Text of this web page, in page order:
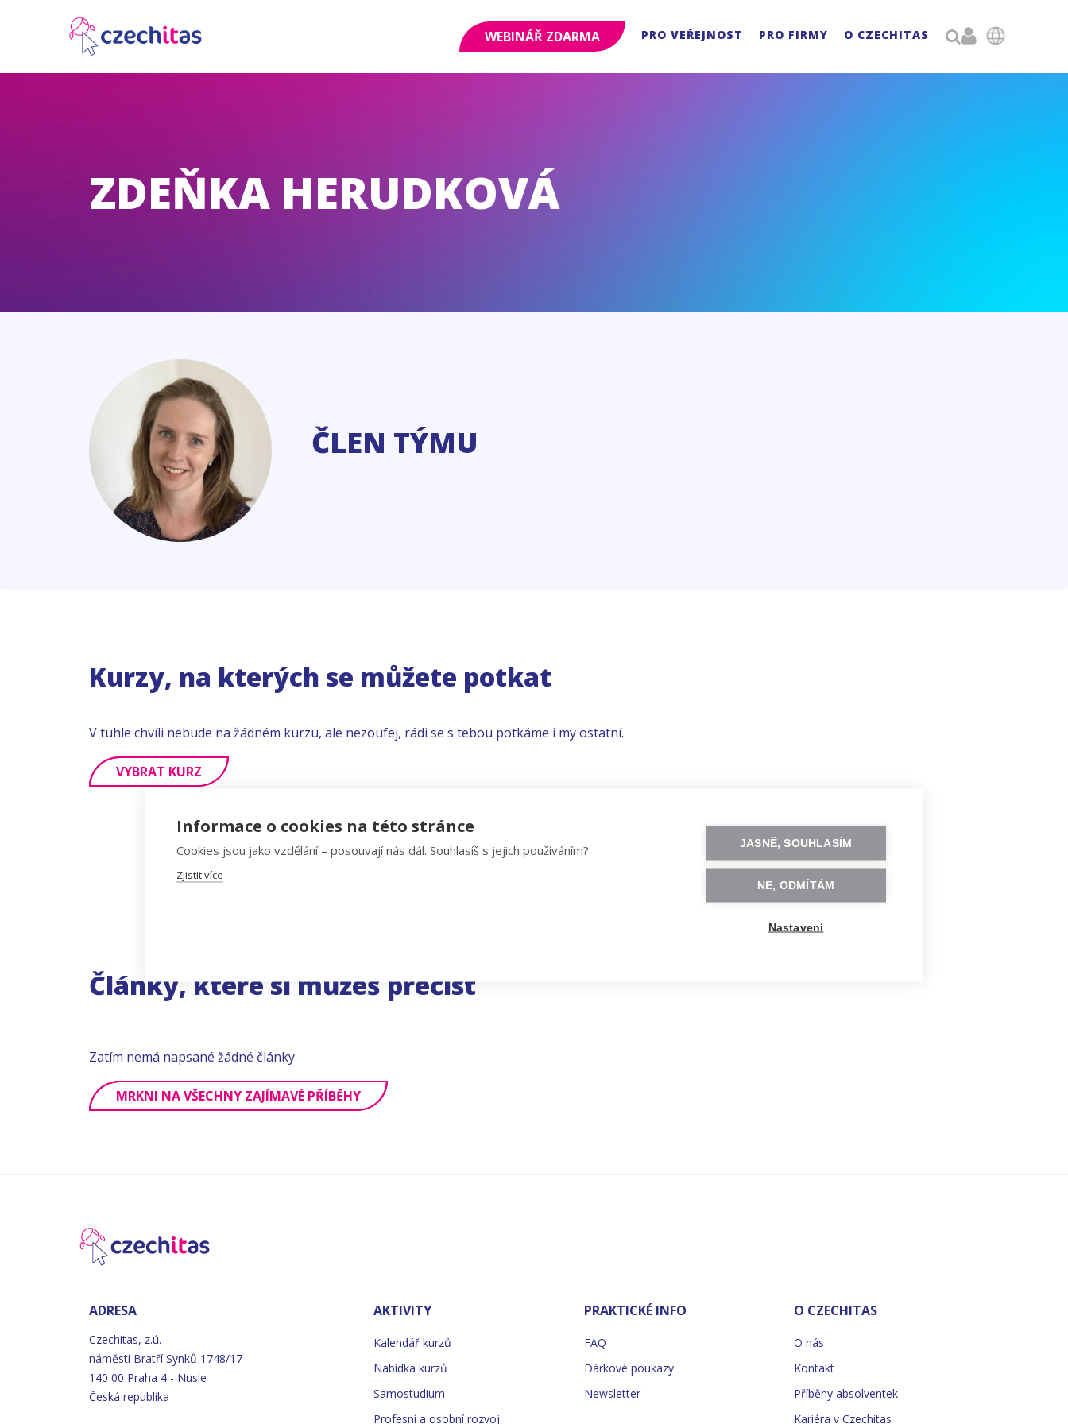
WEBINÁŘ ZDARMA PRO VEŘEJNOST PRO FIRMY O CZECHITAS 
ZDEŇKA HERUDKOVÁ
ČLEN TÝMU
Kurzy, na kterých se můžete potkat
V tuhle chvíli nebude na žádném kurzu, ale nezoufej, rádi se s tebou potkáme i my ostatní.
VYBRAT KURZ
Články, které si můžeš přečíst
Zatím nemá napsané žádné články
MRKNI NA VŠECHNY ZAJÍMAVÉ PŘÍBĚHY
ADRESA
Czechitas, z.ú.
náměstí Bratří Synků 1748/17
140 00 Praha 4 - Nusle
Česká republika
AKTIVITY
Kalendář kurzů
Nabídka kurzů
Samostudium
Profesní a osobní rozvoj
PRAKTICKÉ INFO
FAQ
Dárkové poukazy
Newsletter
O CZECHITAS
O nás
Kontakt
Příběhy absolventek
Kariéra v Czechitas
Informace o cookies na této stránce
Cookies jsou jako vzdělání – posouvají nás dál. Souhlasíš s jejich používáním?
Zjistit více
JASNĚ, SOUHLASÍM
NE, ODMÍTÁM
Nastavení